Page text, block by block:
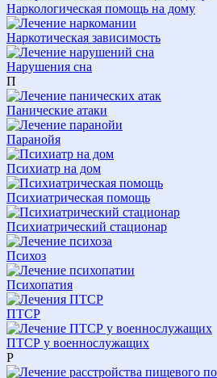
Наркологическая помощь на дому
Наркотическая зависимость
Нарушения сна
П
Панические атаки
Паранойя
Психиатр на дом
Психиатрическая помощь
Психиатрический стационар
Психоз
Психопатия
ПТСР
ПТСР у военнослужащих
Р